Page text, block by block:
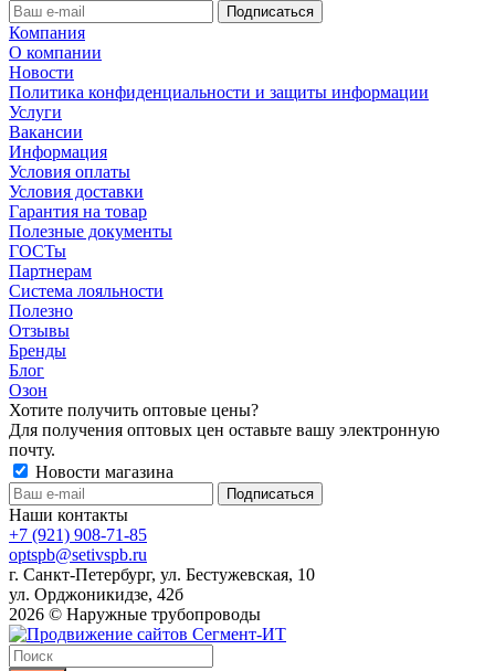
Компания
О компании
Новости
Политика конфиденциальности и защиты информации
Услуги
Вакансии
Информация
Условия оплаты
Условия доставки
Гарантия на товар
Полезные документы
ГОСТы
Партнерам
Система лояльности
Полезно
Отзывы
Бренды
Блог
Озон
Хотите получить оптовые цены?
Для получения оптовых цен оставьте вашу электронную
почту.
Новости магазина
Наши контакты
+7 (921) 908-71-85
optspb@setivspb.ru
г. Санкт-Петербург, ул. Бестужевская, 10
ул. Орджоникидзе, 42б
2026 © Наружные трубопроводы